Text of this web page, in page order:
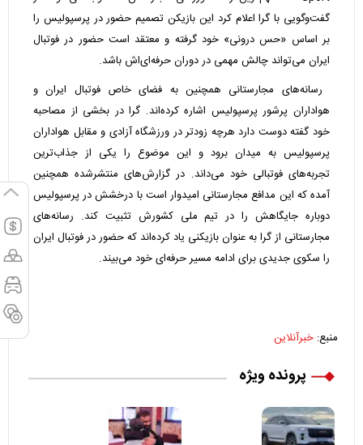
گفت‌وگویی با گرا اعلام کرد این بازیکن تصمیم حضور در پرسپولیس را
بر اساس «حس درونی» خود گرفته و معتقد است حضور در فوتبال
ایران می‌تواند چالش مهمی در دوران حرفه‌ای‌اش باشد.
رسانه‌های مجارستانی همچنین به فضای خاص فوتبال ایران و
هواداران پرشور پرسپولیس اشاره کرده‌اند. گرا در بخشی از مصاحبه
خود گفته دوست دارد هرچه زودتر در ورزشگاه آزادی و مقابل هواداران
پرسپولیس به میدان برود و این موضوع را یکی از جذاب‌ترین
تجربه‌های فوتبالی خود می‌داند. در گزارش‌های منتشرشده همچنین
آمده که این مدافع مجارستانی امیدوار است با درخشش در پرسپولیس
دوباره جایگاهش را در تیم ملی کشورش تثبیت کند. رسانه‌های
مجارستانی از گرا به عنوان بازیکنی یاد کرده‌اند که حضور در فوتبال ایران
را سکوی جدیدی برای ادامه مسیر حرفه‌ای خود می‌بیند.
منبع: خبرآنلاین
پرونده ویژه